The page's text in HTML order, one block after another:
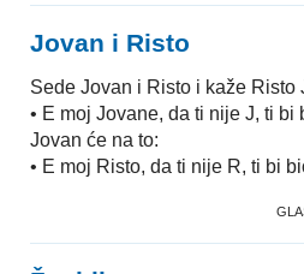
Jovan i Risto
Sede Jovan i Risto i kaže Risto
• E moj Jovane, da ti nije J, ti bi
Jovan će na to:
• E moj Risto, da ti nije R, ti bi